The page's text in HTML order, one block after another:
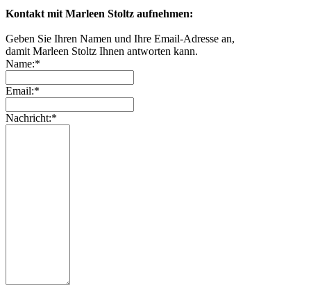
Kontakt mit Marleen Stoltz aufnehmen:
Geben Sie Ihren Namen und Ihre Email-Adresse an,
damit Marleen Stoltz Ihnen antworten kann.
Name:*
Email:*
Nachricht:*